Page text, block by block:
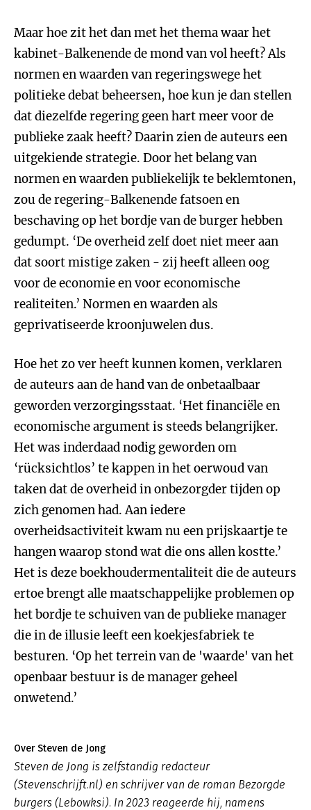
Maar hoe zit het dan met het thema waar het
kabinet-Balkenende de mond van vol heeft? Als
normen en waarden van regeringswege het
politieke debat beheersen, hoe kun je dan stellen
dat diezelfde regering geen hart meer voor de
publieke zaak heeft? Daarin zien de auteurs een
uitgekiende strategie. Door het belang van
normen en waarden publiekelijk te beklemtonen,
zou de regering-Balkenende fatsoen en
beschaving op het bordje van de burger hebben
gedumpt. ‘De overheid zelf doet niet meer aan
dat soort mistige zaken - zij heeft alleen oog
voor de economie en voor economische
realiteiten.’ Normen en waarden als
geprivatiseerde kroonjuwelen dus.
Hoe het zo ver heeft kunnen komen, verklaren
de auteurs aan de hand van de onbetaalbaar
geworden verzorgingsstaat. ‘Het financiële en
economische argument is steeds belangrijker.
Het was inderdaad nodig geworden om
‘rücksichtlos’ te kappen in het oerwoud van
taken dat de overheid in onbezorgder tijden op
zich genomen had. Aan iedere
overheidsactiviteit kwam nu een prijskaartje te
hangen waarop stond wat die ons allen kostte.’
Het is deze boekhoudermentaliteit die de auteurs
ertoe brengt alle maatschappelijke problemen op
het bordje te schuiven van de publieke manager
die in de illusie leeft een koekjesfabriek te
besturen. ‘Op het terrein van de 'waarde' van het
openbaar bestuur is de manager geheel
onwetend.’
Over Steven de Jong
Steven de Jong is zelfstandig redacteur
(Stevenschrijft.nl) en schrijver van de roman Bezorgde
burgers (Lebowksi). In 2023 reageerde hij, namens